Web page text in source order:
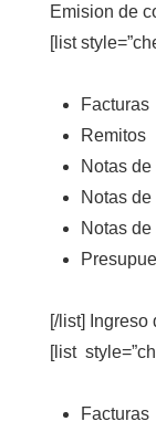
Emision de
[list
Facturas
Remitos
Notas
Notas
Notas
[/list]
[list
Facturas